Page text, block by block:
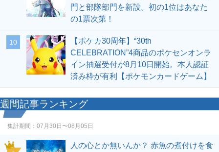
門と部隊部門を新設。初の1位はあなた
の1票次第！
10
【ポケカ30周年】“30th
CELEBRATION”4商品のポケセンオンラ
イン抽選受付が8月10日開始。本人認証
済み枠が有利【ポケモンカードゲーム】
週間記事ランキング
集計期間： 07月30日〜08月05日
人の心とか無いんか？ 赤魚の煮付けを食